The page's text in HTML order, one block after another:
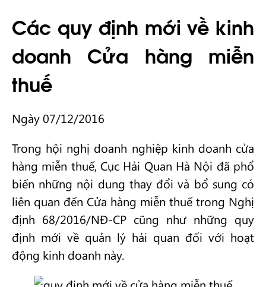
Các quy định mới về kinh
doanh Cửa hàng miễn
thuế
Ngày 07/12/2016
Trong hội nghị doanh nghiệp kinh doanh cửa
hàng miễn thuế, Cục Hải Quan Hà Nội đã phổ
biến những nội dung thay đổi và bổ sung có
liên quan đến Cửa hàng miễn thuế trong Nghị
định 68/2016/NĐ-CP cũng như những quy
định mới về quản lý hải quan đối với hoạt
động kinh doanh này.